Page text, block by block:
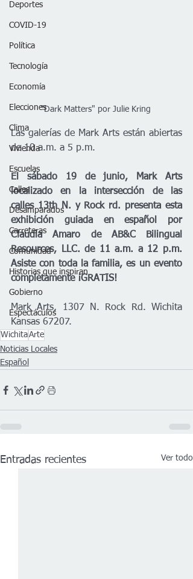
Deportes
COVID-19
Política
Tecnología
Economía
Elecciones
Clima
Vivienda
Escuelas
Calles
Desamparados
Carreteras
Comunidad
Historias que inspiran
Gobierno
Espectáculos
"Dark Matters" por Julie Kring
Las galerías de Mark Arts están abiertas
de 10 a.m. a 5 p.m.
El sábado 19 de junio, Mark Arts
localizado en la intersección de las
calles 13th N. y Rock rd. presenta esta
exhibición guiada en español por
Claudia Amaro de AB&C Bilingual
Resources, LLC. de 11 a.m. a 12 p.m.
Asiste con toda la familia, es un evento
completamente ¡GRATIS!
Mark Arts, 1307 N. Rock Rd. Wichita
Kansas 67207.
WichitaArte
Noticias Locales
Español
Entradas recientes Ver todo